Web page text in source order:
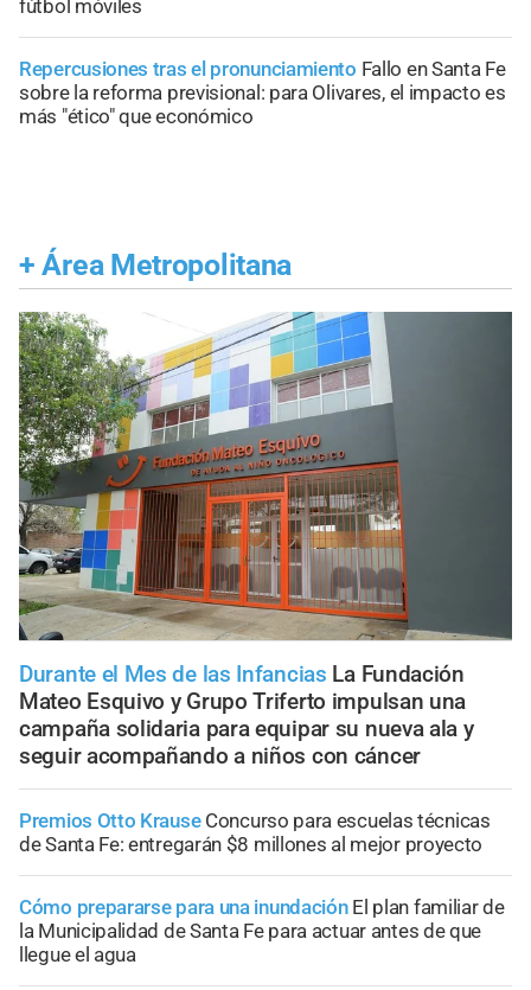
fútbol móviles
Repercusiones tras el pronunciamiento Fallo en Santa Fe
sobre la reforma previsional: para Olivares, el impacto es
más "ético" que económico
+ Área Metropolitana
Durante el Mes de las Infancias La Fundación
Mateo Esquivo y Grupo Triferto impulsan una
campaña solidaria para equipar su nueva ala y
seguir acompañando a niños con cáncer
Premios Otto Krause Concurso para escuelas técnicas
de Santa Fe: entregarán $8 millones al mejor proyecto
Cómo prepararse para una inundación El plan familiar de
la Municipalidad de Santa Fe para actuar antes de que
llegue el agua